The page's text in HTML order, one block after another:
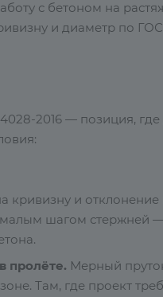
с бетоном на
и диаметр по
2016 — позиция, где
кривизну и
шагом стержней
пролёте. Мерный
Там, где проект